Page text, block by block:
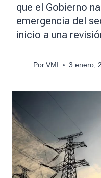
que el Gobierno
emergencia del
inicio a una
Por VMI 3 enero,